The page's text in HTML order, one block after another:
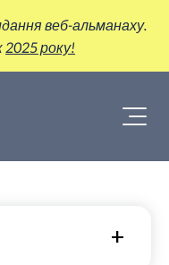
веб-альманаху.
2025 року!